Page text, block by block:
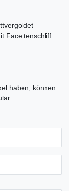
Facettenschliff
haben, können